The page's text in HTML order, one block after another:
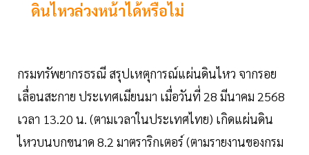
ดินไหวล่วงหน้าได้หรือไม่
กรมทรัพยากรธรณี สรุปเหตุการณ์แผ่นดินไหว จากรอย
เลื่อนสะกาย ประเทศเมียนมา เมื่อวันที่ 28 มีนาคม 2568
เวลา 13.20 น. (ตามเวลาในประเทศไทย) เกิดแผ่นดิน
ไหวบนบกขนาด 8.2 มาตราริกเตอร์ (ตามรายงานของกรม